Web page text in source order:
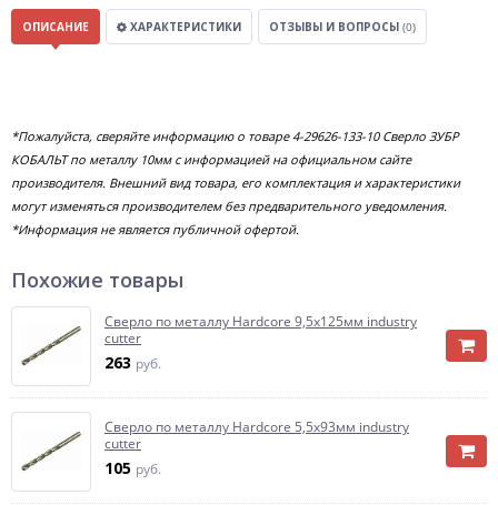
ОПИСАНИЕ ХАРАКТЕРИСТИКИ ОТЗЫВЫ И ВОПРОСЫ (0)
*Пожалуйста, сверяйте информацию о товаре 4-29626-133-10 Сверло ЗУБР
КОБАЛЬТ по металлу 10мм с информацией на официальном сайте
производителя. Внешний вид товара, его комплектация и характеристики
могут изменяться производителем без предварительного уведомления.
*Информация не является публичной офертой.
Похожие товары
Сверло по металлу Hardcore 9,5х125мм industry
cutter
263 руб.
Сверло по металлу Hardcore 5,5х93мм industry
cutter
105 руб.